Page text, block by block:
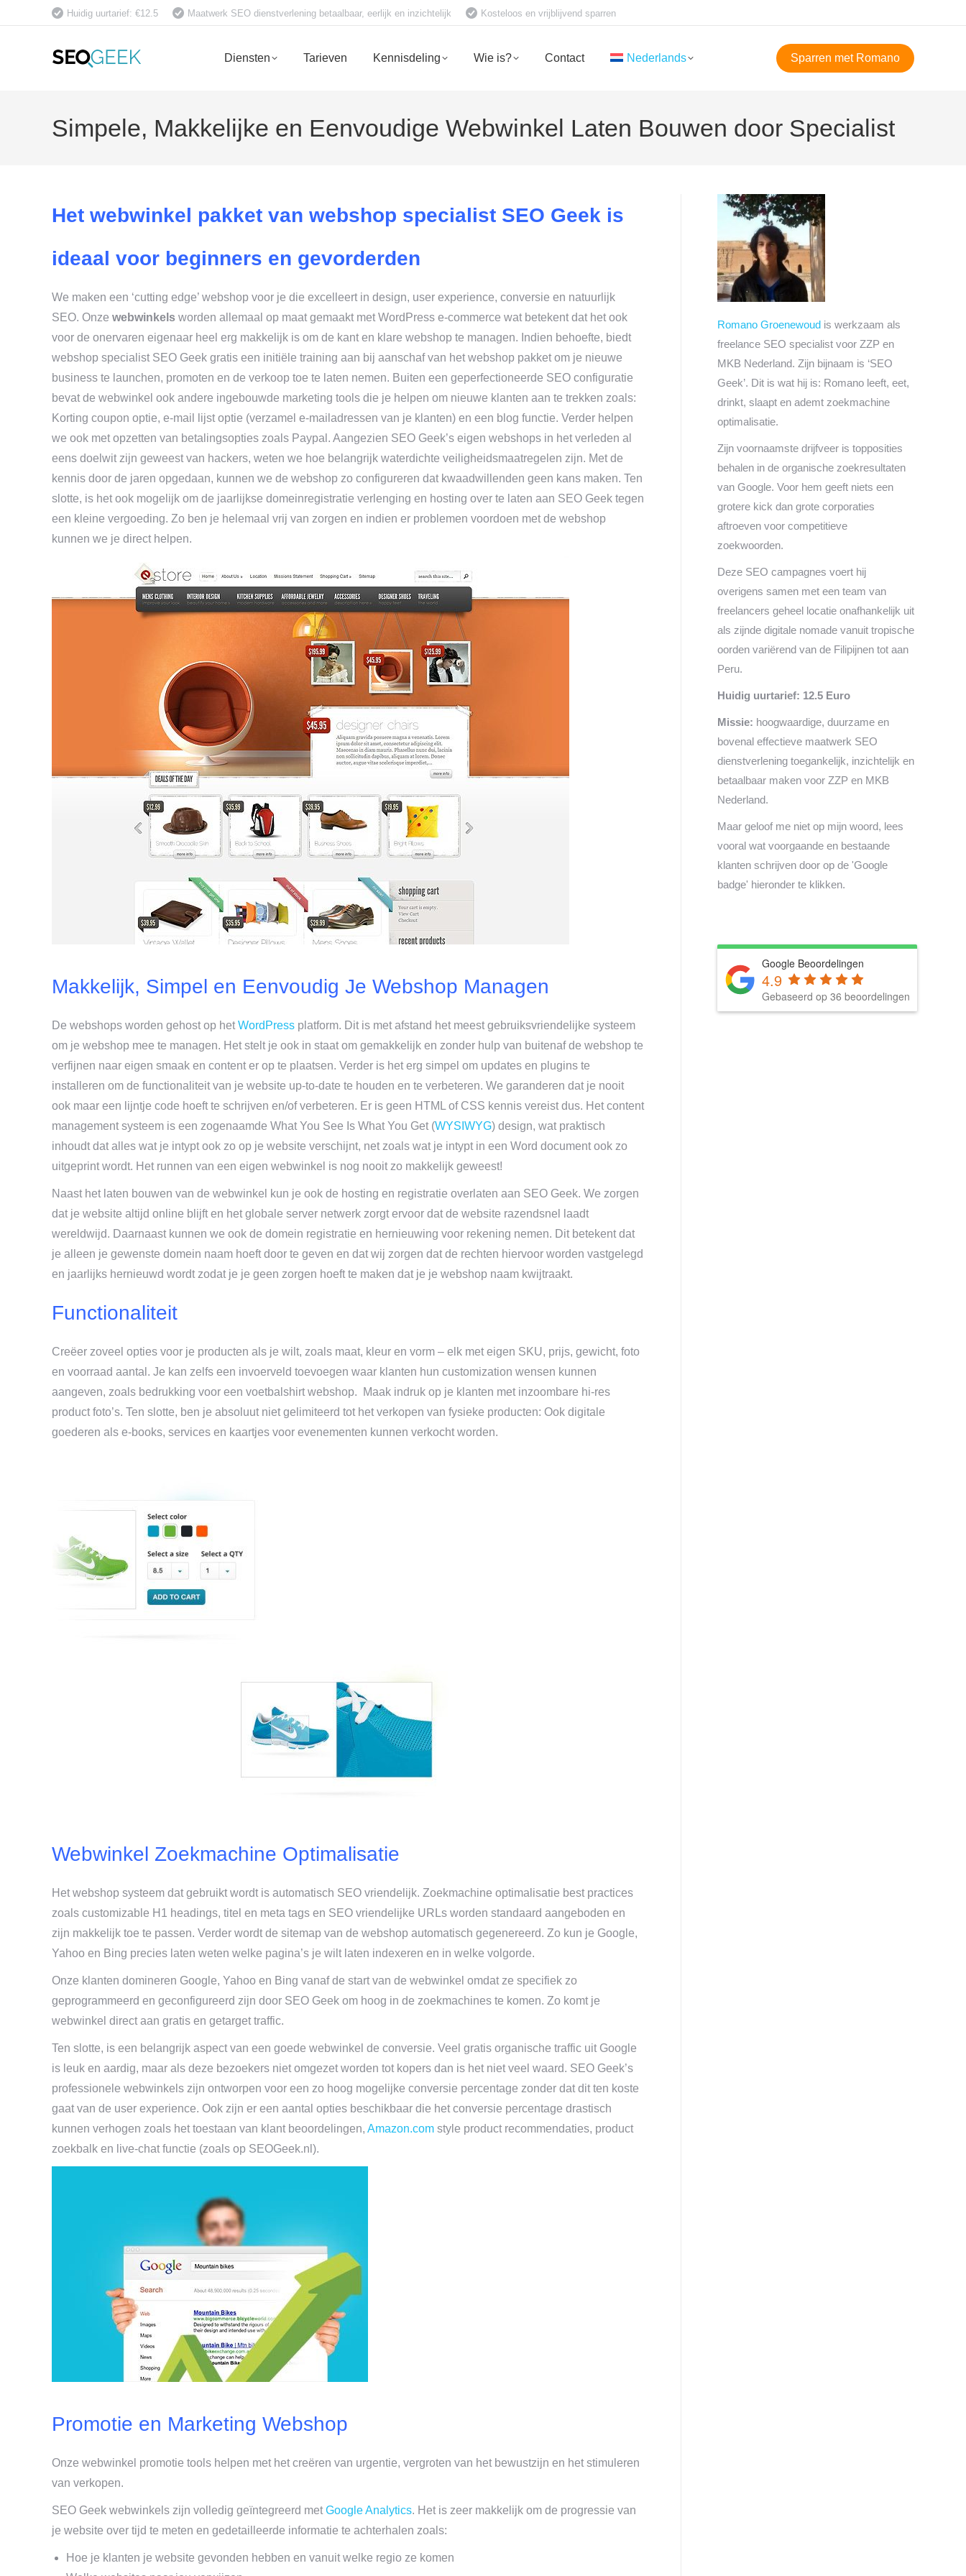
Huidig uurtarief: €12.5 Maatwerk SEO dienstverlening betaalbaar, eerlijk en inzichtelijk Kosteloos en vrijblijvend sparren
Diensten Tarieven Kennisdeling Wie is? Contact Nederlands Sparren met Romano
Simpele, Makkelijke en Eenvoudige Webwinkel Laten Bouwen door Specialist
Het webwinkel pakket van webshop specialist SEO Geek is
ideaal voor beginners en gevorderden
We maken een ‘cutting edge’ webshop voor je die excelleert in design, user experience, conversie en natuurlijk
SEO. Onze webwinkels worden allemaal op maat gemaakt met WordPress e-commerce wat betekent dat het ook
voor de onervaren eigenaar heel erg makkelijk is om de kant en klare webshop te managen. Indien behoefte, biedt
webshop specialist SEO Geek gratis een initiële training aan bij aanschaf van het webshop pakket om je nieuwe
business te launchen, promoten en de verkoop toe te laten nemen. Buiten een geperfectioneerde SEO configuratie
bevat de webwinkel ook andere ingebouwde marketing tools die je helpen om nieuwe klanten aan te trekken zoals:
Korting coupon optie, e-mail lijst optie (verzamel e-mailadressen van je klanten) en een blog functie. Verder helpen
we ook met opzetten van betalingsopties zoals Paypal. Aangezien SEO Geek’s eigen webshops in het verleden al
eens doelwit zijn geweest van hackers, weten we hoe belangrijk waterdichte veiligheidsmaatregelen zijn. Met de
kennis door de jaren opgedaan, kunnen we de webshop zo configureren dat kwaadwillenden geen kans maken. Ten
slotte, is het ook mogelijk om de jaarlijkse domeinregistratie verlenging en hosting over te laten aan SEO Geek tegen
een kleine vergoeding. Zo ben je helemaal vrij van zorgen en indien er problemen voordoen met de webshop
kunnen we je direct helpen.
Makkelijk, Simpel en Eenvoudig Je Webshop Managen
De webshops worden gehost op het WordPress platform. Dit is met afstand het meest gebruiksvriendelijke systeem
om je webshop mee te managen. Het stelt je ook in staat om gemakkelijk en zonder hulp van buitenaf de webshop te
verfijnen naar eigen smaak en content er op te plaatsen. Verder is het erg simpel om updates en plugins te
installeren om de functionaliteit van je website up-to-date te houden en te verbeteren. We garanderen dat je nooit
ook maar een lijntje code hoeft te schrijven en/of verbeteren. Er is geen HTML of CSS kennis vereist dus. Het content
management systeem is een zogenaamde What You See Is What You Get (WYSIWYG) design, wat praktisch
inhoudt dat alles wat je intypt ook zo op je website verschijnt, net zoals wat je intypt in een Word document ook zo
uitgeprint wordt. Het runnen van een eigen webwinkel is nog nooit zo makkelijk geweest!
Naast het laten bouwen van de webwinkel kun je ook de hosting en registratie overlaten aan SEO Geek. We zorgen
dat je website altijd online blijft en het globale server netwerk zorgt ervoor dat de website razendsnel laadt
wereldwijd. Daarnaast kunnen we ook de domein registratie en hernieuwing voor rekening nemen. Dit betekent dat
je alleen je gewenste domein naam hoeft door te geven en dat wij zorgen dat de rechten hiervoor worden vastgelegd
en jaarlijks hernieuwd wordt zodat je je geen zorgen hoeft te maken dat je je webshop naam kwijtraakt.
Functionaliteit
Creëer zoveel opties voor je producten als je wilt, zoals maat, kleur en vorm – elk met eigen SKU, prijs, gewicht, foto
en voorraad aantal. Je kan zelfs een invoerveld toevoegen waar klanten hun customization wensen kunnen
aangeven, zoals bedrukking voor een voetbalshirt webshop. Maak indruk op je klanten met inzoombare hi-res
product foto’s. Ten slotte, ben je absoluut niet gelimiteerd tot het verkopen van fysieke producten: Ook digitale
goederen als e-books, services en kaartjes voor evenementen kunnen verkocht worden.
Webwinkel Zoekmachine Optimalisatie
Het webshop systeem dat gebruikt wordt is automatisch SEO vriendelijk. Zoekmachine optimalisatie best practices
zoals customizable H1 headings, titel en meta tags en SEO vriendelijke URLs worden standaard aangeboden en
zijn makkelijk toe te passen. Verder wordt de sitemap van de webshop automatisch gegenereerd. Zo kun je Google,
Yahoo en Bing precies laten weten welke pagina’s je wilt laten indexeren en in welke volgorde.
Onze klanten domineren Google, Yahoo en Bing vanaf de start van de webwinkel omdat ze specifiek zo
geprogrammeerd en geconfigureerd zijn door SEO Geek om hoog in de zoekmachines te komen. Zo komt je
webwinkel direct aan gratis en getarget traffic.
Ten slotte, is een belangrijk aspect van een goede webwinkel de conversie. Veel gratis organische traffic uit Google
is leuk en aardig, maar als deze bezoekers niet omgezet worden tot kopers dan is het niet veel waard. SEO Geek’s
professionele webwinkels zijn ontworpen voor een zo hoog mogelijke conversie percentage zonder dat dit ten koste
gaat van de user experience. Ook zijn er een aantal opties beschikbaar die het conversie percentage drastisch
kunnen verhogen zoals het toestaan van klant beoordelingen, Amazon.com style product recommendaties, product
zoekbalk en live-chat functie (zoals op SEOGeek.nl).
Promotie en Marketing Webshop
Onze webwinkel promotie tools helpen met het creëren van urgentie, vergroten van het bewustzijn en het stimuleren
van verkopen.
SEO Geek webwinkels zijn volledig geïntegreerd met Google Analytics. Het is zeer makkelijk om de progressie van
je website over tijd te meten en gedetailleerde informatie te achterhalen zoals:
Hoe je klanten je website gevonden hebben en vanuit welke regio ze komen
Romano Groenewoud is werkzaam als
freelance SEO specialist voor ZZP en
MKB Nederland. Zijn bijnaam is ‘SEO
Geek’. Dit is wat hij is: Romano leeft, eet,
drinkt, slaapt en ademt zoekmachine
optimalisatie.
Zijn voornaamste drijfveer is topposities
behalen in de organische zoekresultaten
van Google. Voor hem geeft niets een
grotere kick dan grote corporaties
aftroeven voor competitieve
zoekwoorden.
Deze SEO campagnes voert hij
overigens samen met een team van
freelancers geheel locatie onafhankelijk uit
als zijnde digitale nomade vanuit tropische
oorden variërend van de Filipijnen tot aan
Peru.
Huidig uurtarief: 12.5 Euro
Missie: hoogwaardige, duurzame en
bovenal effectieve maatwerk SEO
dienstverlening toegankelijk, inzichtelijk en
betaalbaar maken voor ZZP en MKB
Nederland.
Maar geloof me niet op mijn woord, lees
vooral wat voorgaande en bestaande
klanten schrijven door op de 'Google
badge' hieronder te klikken.
Google Beoordelingen
4.9
Gebaseerd op 36 beoordelingen